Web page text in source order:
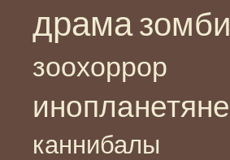
драма зомби
зоохоррор
инопланетяне
каннибалы